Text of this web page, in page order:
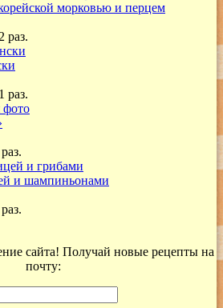
морковью и перцем
раз.
раз.
и шампиньонами
сайта! Получай новые рецепты на
почту: